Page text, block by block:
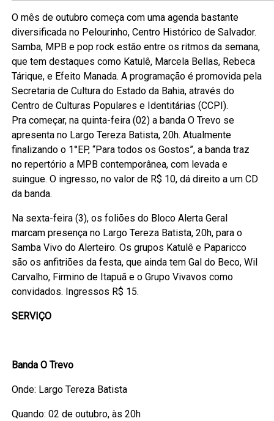
O mês de outubro começa com uma agenda bastante
diversificada no Pelourinho, Centro Histórico de Salvador.
Samba, MPB e pop rock estão entre os ritmos da semana,
que tem destaques como Katulê, Marcela Bellas, Rebeca
Tárique, e Efeito Manada. A programação é promovida pela
Secretaria de Cultura do Estado da Bahia, através do
Centro de Culturas Populares e Identitárias (CCPI).
Pra começar, na quinta-feira (02) a banda O Trevo se
apresenta no Largo Tereza Batista, 20h. Atualmente
finalizando o 1°EP, “Para todos os Gostos”, a banda traz
no repertório a MPB contemporânea, com levada e
suingue. O ingresso, no valor de R$ 10, dá direito a um CD
da banda.
Na sexta-feira (3), os foliões do Bloco Alerta Geral
marcam presença no Largo Tereza Batista, 20h, para o
Samba Vivo do Alerteiro. Os grupos Katulê e Paparicco
são os anfitriões da festa, que ainda tem Gal do Beco, Wil
Carvalho, Firmino de Itapuã e o Grupo Vivavos como
convidados. Ingressos R$ 15.
SERVIÇO
Banda O Trevo
Onde: Largo Tereza Batista
Quando: 02 de outubro, às 20h